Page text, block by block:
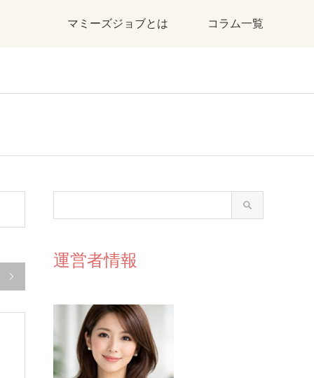
マミーズジョブとは コラム一覧

運営者情報